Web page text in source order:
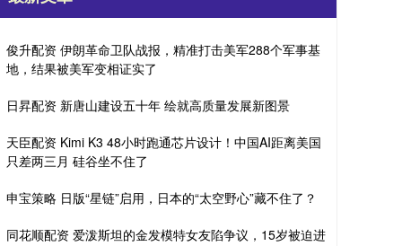
俊升配资 伊朗革命卫队战报，精准打击美军288个军事基
地，结果被美军变相证实了
日昇配资 新唐山建设五十年 绘就高质量发展新图景
天臣配资 Kimi K3 48小时跑通芯片设计！中国AI距离美国
只差两三月 硅谷坐不住了
申宝策略 日版“星链”启用，日本的“太空野心”藏不住了？
同花顺配资 爱泼斯坦的金发模特女友陷争议，15岁被迫进